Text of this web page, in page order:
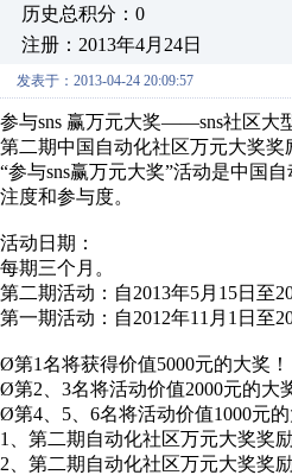
历史总积分：0
注册：2013年4月24日
发表于：2013-04-24 20:09:57
参与sns 赢万元大奖——sns社区大
第二期中国自动化社区万元大奖奖
“参与sns赢万元大奖”活动是中国
注度和参与度。
活动日期：
每期三个月。
第二期活动：自2013年5月15日至
第一期活动：自2012年11月1日至
Ø第1名将获得价值5000元的大奖！
Ø第2、3名将活动价值2000元的大
Ø第4、5、6名将活动价值1000元的
1、第二期自动化社区万元大奖奖
2、第二期自动化社区万元大奖奖